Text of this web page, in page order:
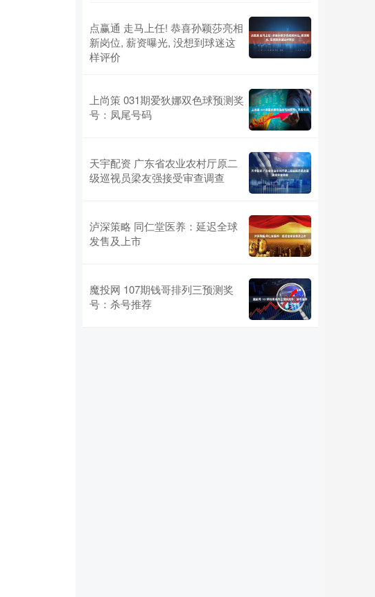
点赢通 走马上任! 恭喜孙颖莎亮相
新岗位, 薪资曝光, 没想到球迷这
样评价
上尚策 031期爱狄娜双色球预测奖
号：凤尾号码
天宇配资 广东省农业农村厅原二
级巡视员梁友强接受审查调查
泸深策略 同仁堂医养：延迟全球
发售及上市
魔投网 107期钱哥排列三预测奖
号：杀号推荐